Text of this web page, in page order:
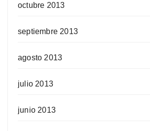
octubre 2013
septiembre 2013
agosto 2013
julio 2013
junio 2013